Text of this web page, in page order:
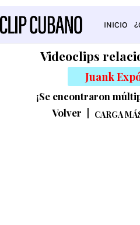
INICIO
Videoclips
Juank
¡Se encontraron
Volver
CARGA